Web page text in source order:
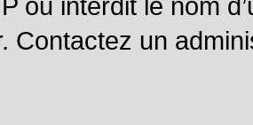
Contactez un